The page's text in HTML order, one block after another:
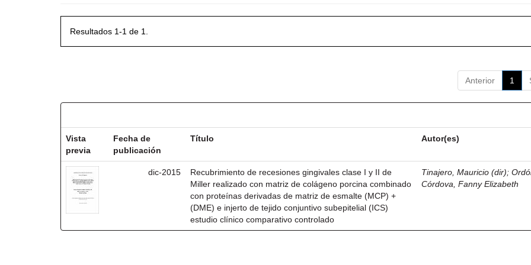
Resultados 1-1 de 1.
Anterior 1
Vista
previa
Fecha de
publicación
Título Autor(es)
dic-2015
Recubrimiento de recesiones gingivales clase I y II de
Miller realizado con matriz de colágeno porcina combinado
con proteínas derivadas de matriz de esmalte (MCP) +
(DME) e injerto de tejido conjuntivo subepitelial (ICS)
estudio clínico comparativo controlado
Tinajero, Mauricio (dir);
Córdova, Fanny Elizabeth